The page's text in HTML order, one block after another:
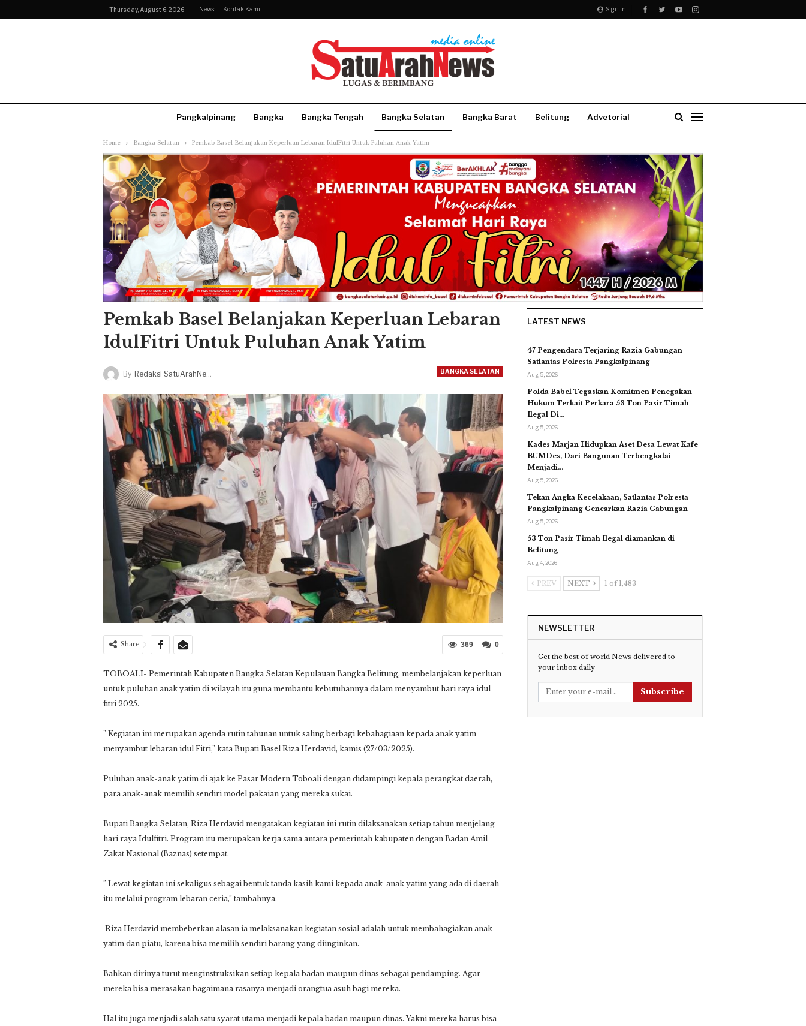
Sign In
Thursday, August 6, 2026 News Kontak Kami
Pangkalpinang Bangka Bangka Tengah Bangka Selatan Bangka Barat Belitung Advetorial
More
Home Bangka Selatan Pemkab Basel Belanjakan Keperluan Lebaran IdulFitri Untuk Puluhan Anak Yatim
Pemkab Basel Belanjakan Keperluan Lebaran
IdulFitri Untuk Puluhan Anak Yatim
BANGKA SELATAN
By Redaksi SatuArahNews
0
369
Share
TOBOALI- Pemerintah Kabupaten Bangka Selatan Kepulauan Bangka Belitung, membelanjakan keperluan
untuk puluhan anak yatim di wilayah itu guna membantu kebutuhannya dalam menyambut hari raya idul
fitri 2025.
” Kegiatan ini merupakan agenda rutin tahunan untuk saling berbagi kebahagiaan kepada anak yatim
menyambut lebaran idul Fitri,” kata Bupati Basel Riza Herdavid, kamis (27/03/2025).
Puluhan anak-anak yatim di ajak ke Pasar Modern Toboali dengan didampingi kepala perangkat daerah,
para anak-anak memilih sendiri model pakaian yang mereka sukai.
Bupati Bangka Selatan, Riza Herdavid mengatakan kegiatan ini rutin dilaksanakan setiap tahun menjelang
hari raya Idulfitri. Program itu merupakan kerja sama antara pemerintah kabupaten dengan Badan Amil
Zakat Nasional (Baznas) setempat.
” Lewat kegiatan ini sekaligus sebagai bentuk tanda kasih kami kepada anak-anak yatim yang ada di daerah
itu melalui program lebaran ceria,” tambahnya.
Riza Herdavid membeberkan alasan ia melaksanakan kegiatan sosial adalah untuk membahagiakan anak
yatim dan piatu, karena bisa memilih sendiri barang yang diinginkan.
Bahkan dirinya turut menginstruksikan setiap kepala badan maupun dinas sebagai pendamping. Agar
mereka bisa merasakan bagaimana rasanya menjadi orangtua asuh bagi mereka.
Hal itu juga menjadi salah satu syarat utama menjadi kepala badan maupun dinas. Yakni mereka harus bisa
LATEST NEWS
47 Pengendara Terjaring Razia Gabungan
Satlantas Polresta Pangkalpinang
Aug 5, 2026
Polda Babel Tegaskan Komitmen Penegakan
Hukum Terkait Perkara 53 Ton Pasir Timah
Ilegal Di…
Aug 5, 2026
Kades Marjan Hidupkan Aset Desa Lewat Kafe
BUMDes, Dari Bangunan Terbengkalai
Menjadi…
Aug 5, 2026
Tekan Angka Kecelakaan, Satlantas Polresta
Pangkalpinang Gencarkan Razia Gabungan
Aug 5, 2026
53 Ton Pasir Timah Ilegal diamankan di
Belitung
Aug 4, 2026
PREV NEXT 1 of 1,483
NEWSLETTER
Get the best of world News delivered to
your inbox daily
Subscribe